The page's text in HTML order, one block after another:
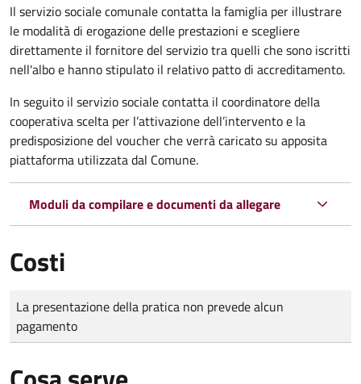
Il servizio sociale comunale contatta la famiglia per illustrare
le modalità di erogazione delle prestazioni e scegliere
direttamente il fornitore del servizio tra quelli che sono iscritti
nell'albo e hanno stipulato il relativo patto di accreditamento.
In seguito il servizio sociale contatta il coordinatore della
cooperativa scelta per l’attivazione dell’intervento e la
predisposizione del voucher che verrà caricato su apposita
piattaforma utilizzata dal Comune.
Moduli da compilare e documenti da allegare
Costi
Tipo di pagamento
Importo
La presentazione della pratica non prevede alcun
pagamento